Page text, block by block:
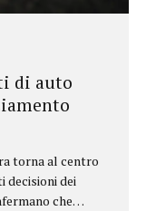
di auto
torna al centro
decisioni dei
che